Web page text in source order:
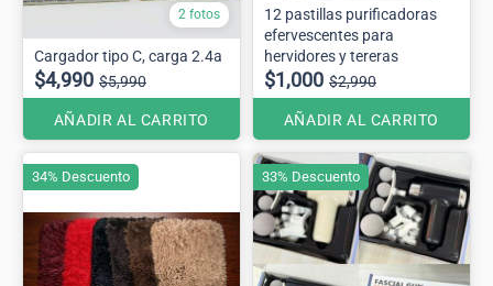
2 fotos
Cargador tipo C, carga 2.4a
$4,990 $5,990
AÑADIR AL CARRITO
12 pastillas purificadoras
efervescentes para
hervidores y tereras
$1,000 $2,990
AÑADIR AL CARRITO
34% Descuento 33% Descuento